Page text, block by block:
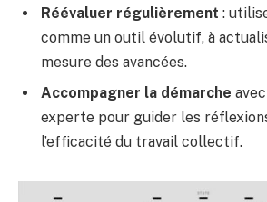
Réévaluer régulièrement :
comme un outil évolutif, à
mesure des avancées.
Accompagner la démarche
experte pour guider les
l’efficacité du travail collectif.